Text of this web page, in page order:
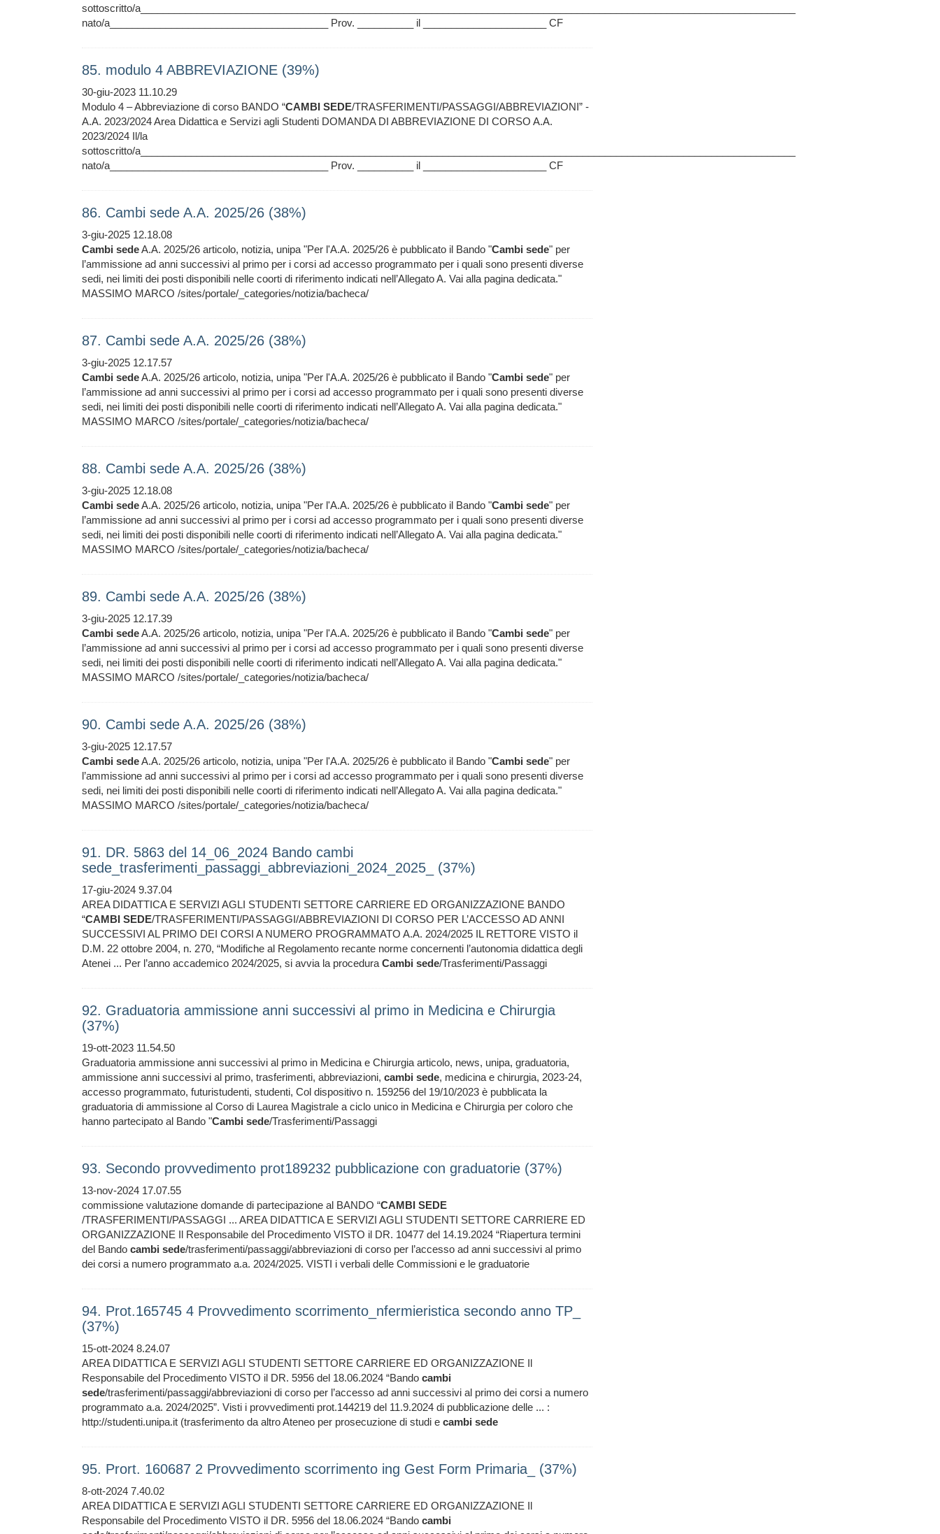
sottoscritto/a_____________________________________________________________________________________________________________________
nato/a_______________________________________ Prov. __________ il ______________________ CF
85. modulo 4 ABBREVIAZIONE (39%)
30-giu-2023 11.10.29
Modulo 4 – Abbreviazione di corso BANDO “CAMBI SEDE/TRASFERIMENTI/PASSAGGI/ABBREVIAZIONI” -
A.A. 2023/2024 Area Didattica e Servizi agli Studenti DOMANDA DI ABBREVIAZIONE DI CORSO A.A.
2023/2024 Il/la
sottoscritto/a_____________________________________________________________________________________________________________________
nato/a_______________________________________ Prov. __________ il ______________________ CF
86. Cambi sede A.A. 2025/26 (38%)
3-giu-2025 12.18.08
Cambi sedeA.A. 2025/26 articolo, notizia, unipa "Per l'A.A. 2025/26 è pubblicato il Bando "Cambi sede" per
l’ammissione ad anni successivi al primo per i corsi ad accesso programmato per i quali sono presenti diverse
sedi, nei limiti dei posti disponibili nelle coorti di riferimento indicati nell’Allegato A. Vai alla pagina dedicata."
MASSIMO MARCO /sites/portale/_categories/notizia/bacheca/
87. Cambi sede A.A. 2025/26 (38%)
3-giu-2025 12.17.57
Cambi sedeA.A. 2025/26 articolo, notizia, unipa "Per l'A.A. 2025/26 è pubblicato il Bando "Cambi sede" per
l’ammissione ad anni successivi al primo per i corsi ad accesso programmato per i quali sono presenti diverse
sedi, nei limiti dei posti disponibili nelle coorti di riferimento indicati nell’Allegato A. Vai alla pagina dedicata."
MASSIMO MARCO /sites/portale/_categories/notizia/bacheca/
88. Cambi sede A.A. 2025/26 (38%)
3-giu-2025 12.18.08
Cambi sedeA.A. 2025/26 articolo, notizia, unipa "Per l'A.A. 2025/26 è pubblicato il Bando "Cambi sede" per
l’ammissione ad anni successivi al primo per i corsi ad accesso programmato per i quali sono presenti diverse
sedi, nei limiti dei posti disponibili nelle coorti di riferimento indicati nell’Allegato A. Vai alla pagina dedicata."
MASSIMO MARCO /sites/portale/_categories/notizia/bacheca/
89. Cambi sede A.A. 2025/26 (38%)
3-giu-2025 12.17.39
Cambi sedeA.A. 2025/26 articolo, notizia, unipa "Per l'A.A. 2025/26 è pubblicato il Bando "Cambi sede" per
l’ammissione ad anni successivi al primo per i corsi ad accesso programmato per i quali sono presenti diverse
sedi, nei limiti dei posti disponibili nelle coorti di riferimento indicati nell’Allegato A. Vai alla pagina dedicata."
MASSIMO MARCO /sites/portale/_categories/notizia/bacheca/
90. Cambi sede A.A. 2025/26 (38%)
3-giu-2025 12.17.57
Cambi sedeA.A. 2025/26 articolo, notizia, unipa "Per l'A.A. 2025/26 è pubblicato il Bando "Cambi sede" per
l’ammissione ad anni successivi al primo per i corsi ad accesso programmato per i quali sono presenti diverse
sedi, nei limiti dei posti disponibili nelle coorti di riferimento indicati nell’Allegato A. Vai alla pagina dedicata."
MASSIMO MARCO /sites/portale/_categories/notizia/bacheca/
91. DR. 5863 del 14_06_2024 Bando cambi
sede_trasferimenti_passaggi_abbreviazioni_2024_2025_ (37%)
17-giu-2024 9.37.04
AREA DIDATTICA E SERVIZI AGLI STUDENTI SETTORE CARRIERE ED ORGANIZZAZIONE BANDO
“CAMBI SEDE/TRASFERIMENTI/PASSAGGI/ABBREVIAZIONI DI CORSO PER L’ACCESSO AD ANNI
SUCCESSIVI AL PRIMO DEI CORSI A NUMERO PROGRAMMATO A.A. 2024/2025 IL RETTORE VISTO il
D.M. 22 ottobre 2004, n. 270, “Modifiche al Regolamento recante norme concernenti l’autonomia didattica degli
Atenei ... Per l’anno accademico 2024/2025, si avvia la procedura Cambi sede/Trasferimenti/Passaggi
92. Graduatoria ammissione anni successivi al primo in Medicina e Chirurgia
(37%)
19-ott-2023 11.54.50
Graduatoria ammissione anni successivi al primo in Medicina e Chirurgia articolo, news, unipa, graduatoria,
ammissione anni successivi al primo, trasferimenti, abbreviazioni, cambi sede, medicina e chirurgia, 2023-24,
accesso programmato, futuristudenti, studenti, Col dispositivo n. 159256 del 19/10/2023 è pubblicata la
graduatoria di ammissione al Corso di Laurea Magistrale a ciclo unico in Medicina e Chirurgia per coloro che
hanno partecipato al Bando "Cambi sede/Trasferimenti/Passaggi
93. Secondo provvedimento prot189232 pubblicazione con graduatorie (37%)
13-nov-2024 17.07.55
commissione valutazione domande di partecipazione al BANDO “CAMBI SEDE
/TRASFERIMENTI/PASSAGGI ... AREA DIDATTICA E SERVIZI AGLI STUDENTI SETTORE CARRIERE ED
ORGANIZZAZIONE Il Responsabile del Procedimento VISTO il DR. 10477 del 14.19.2024 “Riapertura termini
del Bando cambi sede/trasferimenti/passaggi/abbreviazioni di corso per l’accesso ad anni successivi al primo
dei corsi a numero programmato a.a. 2024/2025. VISTI i verbali delle Commissioni e le graduatorie
94. Prot.165745 4 Provvedimento scorrimento_nfermieristica secondo anno TP_
(37%)
15-ott-2024 8.24.07
AREA DIDATTICA E SERVIZI AGLI STUDENTI SETTORE CARRIERE ED ORGANIZZAZIONE Il
Responsabile del Procedimento VISTO il DR. 5956 del 18.06.2024 “Bando cambi
sede/trasferimenti/passaggi/abbreviazioni di corso per l’accesso ad anni successivi al primo dei corsi a numero
programmato a.a. 2024/2025”. Visti i provvedimenti prot.144219 del 11.9.2024 di pubblicazione delle ... :
http://studenti.unipa.it (trasferimento da altro Ateneo per prosecuzione di studi e cambi sede
95. Prort. 160687 2 Provvedimento scorrimento ing Gest Form Primaria_ (37%)
8-ott-2024 7.40.02
AREA DIDATTICA E SERVIZI AGLI STUDENTI SETTORE CARRIERE ED ORGANIZZAZIONE Il
Responsabile del Procedimento VISTO il DR. 5956 del 18.06.2024 “Bando cambi